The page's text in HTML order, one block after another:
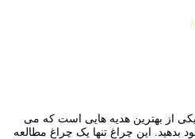
از بهترین هدیه هایی است که می
بدهید. این چراغ تنها یک چراغ مطالعه